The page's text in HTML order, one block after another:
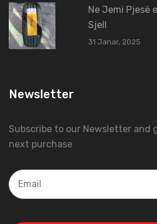
Ne Jemi Pjesë
Sjell
31 Janar, 2025
Newsletter
Subscribe to our Newsletter and
next purchase